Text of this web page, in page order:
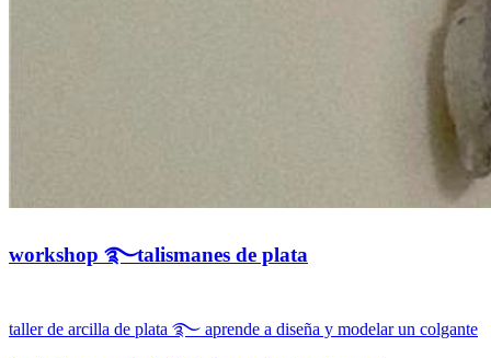
workshop ࿐talismanes de plata
taller de arcilla de plata ࿐ aprende a diseña y modelar un colgante